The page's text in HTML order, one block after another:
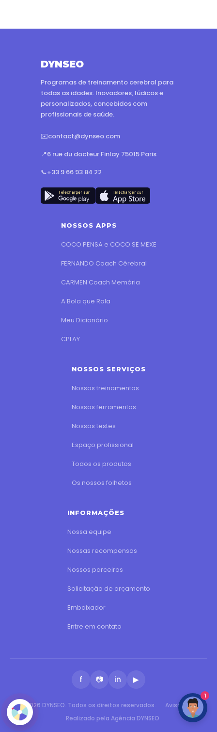
DYNSEO
Programas de treinamento cerebral para
todas as idades. Inovadores, lúdicos e
personalizados, concebidos com
profissionais de saúde.
✉️contact@dynseo.com
📍6 rue du docteur Finlay 75015 Paris
📞+33 9 66 93 84 22
NOSSOS APPS
COCO PENSA e COCO SE MEXE
FERNANDO Coach Cérebral
CARMEN Coach Memória
A Bola que Rola
Meu Dicionário
CPLAY
NOSSOS SERVIÇOS
Nossos treinamentos
Nossos ferramentas
Nossos testes
Espaço profissional
Todos os produtos
Os nossos folhetos
INFORMAÇÕES
Nossa equipe
Nossas recompensas
Nossos parceiros
Solicitação de orçamento
Embaixador
Entre em contato
f 📷 in ▶
© 2026 DYNSEO. Todos os direitos reservados.
Aviso legal
Realizado pela Agência DYNSEO
1